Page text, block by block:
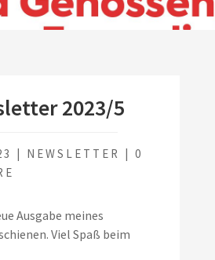
2023/5
| NEWSLETTER | 0
Ausgabe meines
Viel Spaß beim